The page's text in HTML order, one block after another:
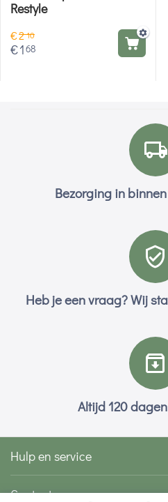
Restyle
€210
€168
Bezorging in
Heb je een vraag? Wij
Altijd 120
Hulp en service
Contact gegevens